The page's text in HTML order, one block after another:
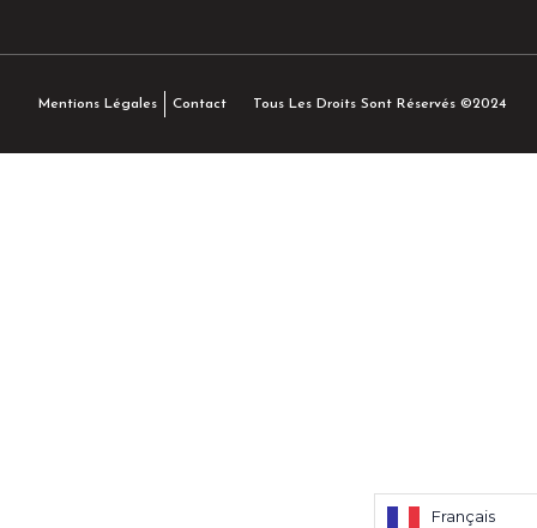
Français
Mentions Légales Contact Tous Les Droits Sont Réservés ©2024
Français